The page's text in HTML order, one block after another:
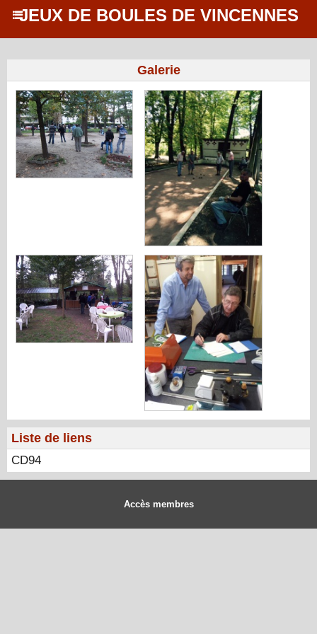
JEUX DE BOULES DE VINCENNES
Galerie
Liste de liens
CD94
Accès membres